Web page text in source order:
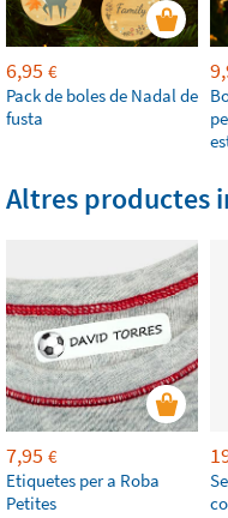
6,95 €
Pack de boles de Nadal de
fusta
Altres productes
7,95 €
Etiquetes per a Roba
Petites